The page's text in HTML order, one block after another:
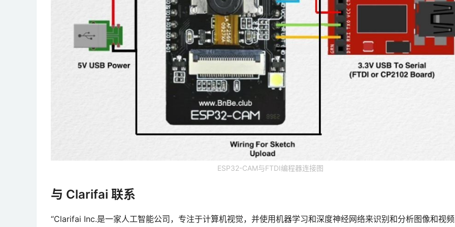
ESP32-CAM与FTDI编程器连接图
与 Clarifai 联系
“Clarifai Inc.是一家人工智能公司，专注于计算机视觉，并使用机器学习和深度神经网络来识别和分析图像和视频